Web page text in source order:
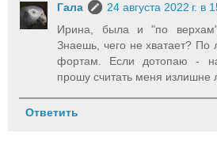
Гала
24 августа 2022 г. в
Ирина, была и "по
Знаешь, чего не хватает? По
фортам. Если дотопаю -
прошу считать меня излишне
Ответить